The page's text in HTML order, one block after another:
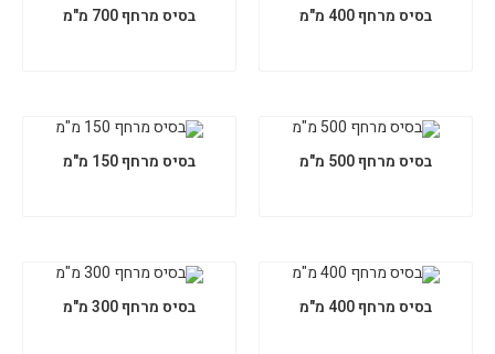
בסיס מרחף 400 מ"מ בסיס מרחף 700 מ"מ
בסיס מרחף 500 מ"מ בסיס מרחף 150 מ"מ
בסיס מרחף 400 מ"מ בסיס מרחף 300 מ"מ